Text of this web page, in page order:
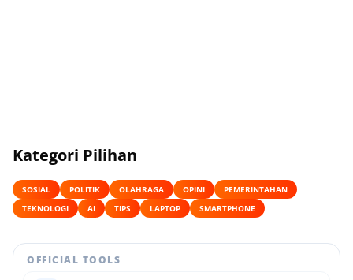
Kategori Pilihan
SOSIAL POLITIK OLAHRAGA OPINI
PEMERINTAHAN
TEKNOLOGI
AI TIPS LAPTOP SMARTPHONE
OFFICIAL TOOLS